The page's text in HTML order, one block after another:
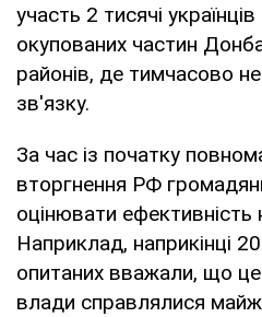
участь 2 тисячі
окупованих частин
районів, де тимчасово
зв'язку.
За час із початку
вторгнення РФ
оцінювати
Наприклад, наприкінці
опитаних вважали, що
влади справлялися